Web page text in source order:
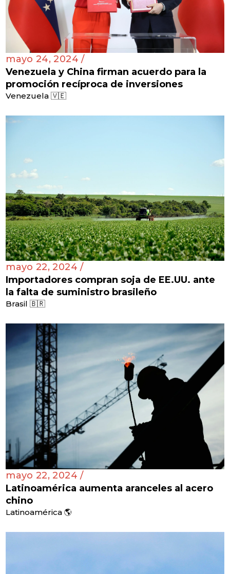
mayo 24, 2024 /
Venezuela y China firman acuerdo para la
promoción recíproca de inversiones
Venezuela 🇻🇪
mayo 22, 2024 /
Importadores compran soja de EE.UU. ante
la falta de suministro brasileño
Brasil 🇧🇷
mayo 22, 2024 /
Latinoamérica aumenta aranceles al acero
chino
Latinoamérica 🌎